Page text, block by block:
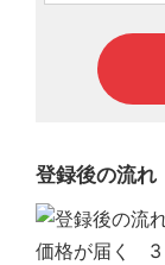
登録後の流れ